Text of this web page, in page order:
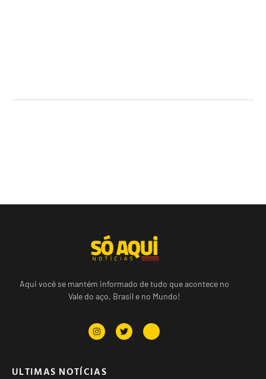
Aqui você se mantém informado de tudo que acontece no
Vale do aço, Brasil e no Mundo!
ULTIMAS NOTÍCIAS